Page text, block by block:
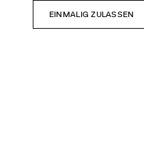
EINMALIG ZULASSEN